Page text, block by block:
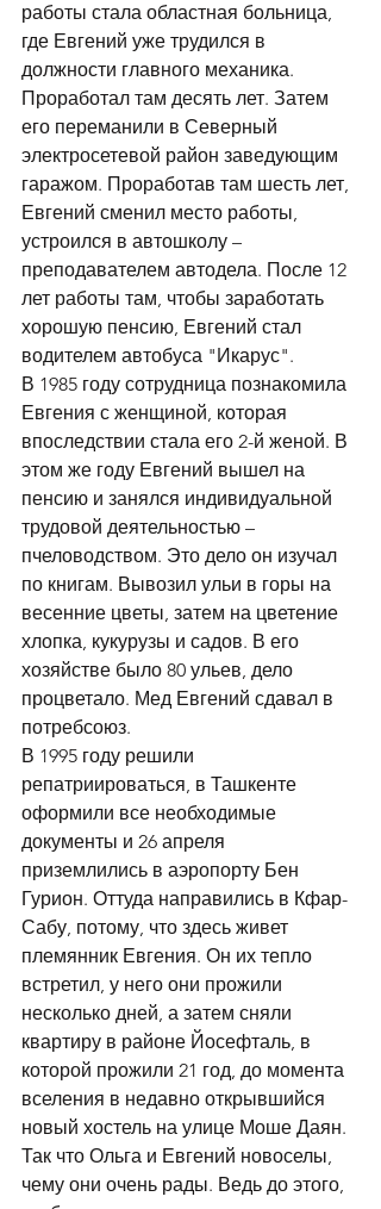
работы стала областная больница,
где Евгений уже трудился в
должности главного механика.
Проработал там десять лет. Затем
его переманили в Северный
электросетевой район заведующим
гаражом. Проработав там шесть лет,
Евгений сменил место работы,
устроился в автошколу –
преподавателем автодела. После 12
лет работы там, чтобы заработать
хорошую пенсию, Евгений стал
водителем автобуса "Икарус".
В 1985 году сотрудница познакомила
Евгения с женщиной, которая
впоследствии стала его 2-й женой. В
этом же году Евгений вышел на
пенсию и занялся индивидуальной
трудовой деятельностью –
пчеловодством. Это дело он изучал
по книгам. Вывозил ульи в горы на
весенние цветы, затем на цветение
хлопка, кукурузы и садов. В его
хозяйстве было 80 ульев, дело
процветало. Мед Евгений сдавал в
потребсоюз.
В 1995 году решили
репатриироваться, в Ташкенте
оформили все необходимые
документы и 26 апреля
приземлились в аэропорту Бен
Гурион. Оттуда направились в Кфар-
Сабу, потому, что здесь живет
племянник Евгения. Он их тепло
встретил, у него они прожили
несколько дней, а затем сняли
квартиру в районе Йосефталь, в
которой прожили 21 год, до момента
вселения в недавно открывшийся
новый хостель на улице Моше Даян.
Так что Ольга и Евгений новоселы,
чему они очень рады. Ведь до этого,